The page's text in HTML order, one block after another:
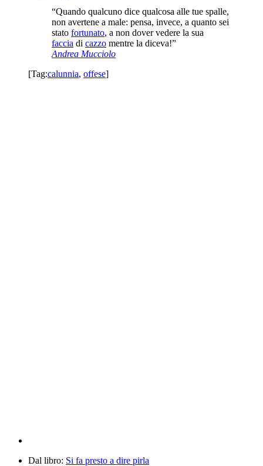
“Quando qualcuno dice qualcosa alle tue spalle,
non avertene a male: pensa, invece, a quanto sei
stato fortunato, a non dover vedere la sua
faccia di cazzo mentre la diceva!”
Andrea Mucciolo
[Tag:calunnia, offese]
Dal libro: Si fa presto a dire pirla